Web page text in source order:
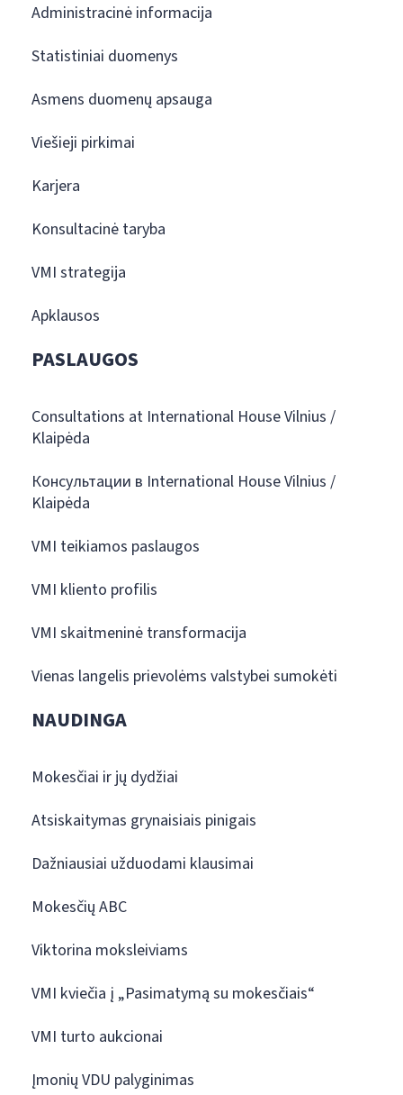
Administracinė informacija
Statistiniai duomenys
Asmens duomenų apsauga
Viešieji pirkimai
Karjera
Konsultacinė taryba
VMI strategija
Apklausos
PASLAUGOS
Consultations at International House Vilnius /
Klaipėda
Консультации в International House Vilnius /
Klaipėda
VMI teikiamos paslaugos
VMI kliento profilis
VMI skaitmeninė transformacija
Vienas langelis prievolėms valstybei sumokėti
NAUDINGA
Mokesčiai ir jų dydžiai
Atsiskaitymas grynaisiais pinigais
Dažniausiai užduodami klausimai
Mokesčių ABC
Viktorina moksleiviams
VMI kviečia į „Pasimatymą su mokesčiais“
VMI turto aukcionai
Įmonių VDU palyginimas